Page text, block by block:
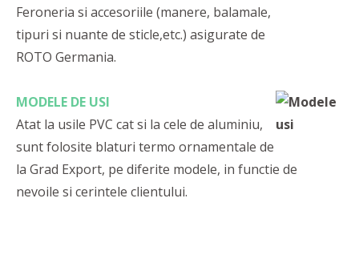
Feroneria si accesoriile (manere, balamale,
tipuri si nuante de sticle,etc.) asigurate de
ROTO Germania.
MODELE DE USI
Atat la usile PVC cat si la cele de aluminiu,
sunt folosite blaturi termo ornamentale de
la Grad Export, pe diferite modele, in functie de
nevoile si cerintele clientului.